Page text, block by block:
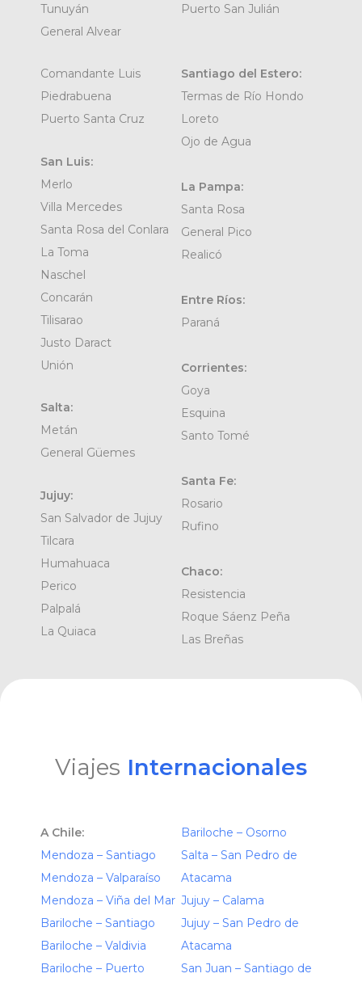
Tunuyán
General Alvear
Puerto San Julián
Comandante Luis
Piedrabuena
Puerto Santa Cruz
San Luis:
Merlo
Villa Mercedes
Santa Rosa del Conlara
La Toma
Naschel
Concarán
Tilisarao
Justo Daract
Unión
Salta:
Metán
General Güemes
Jujuy:
San Salvador de Jujuy
Tilcara
Humahuaca
Perico
Palpalá
La Quiaca
Santiago del Estero:
Termas de Río Hondo
Loreto
Ojo de Agua
La Pampa:
Santa Rosa
General Pico
Realicó
Entre Ríos:
Paraná
Corrientes:
Goya
Esquina
Santo Tomé
Santa Fe:
Rosario
Rufino
Chaco:
Resistencia
Roque Sáenz Peña
Las Breñas
Viajes Internacionales
A Chile:
Mendoza – Santiago
Mendoza – Valparaíso
Mendoza – Viña del Mar
Bariloche – Santiago
Bariloche – Valdivia
Bariloche – Puerto
Bariloche – Osorno
Salta – San Pedro de
Atacama
Jujuy – Calama
Jujuy – San Pedro de
Atacama
San Juan – Santiago de